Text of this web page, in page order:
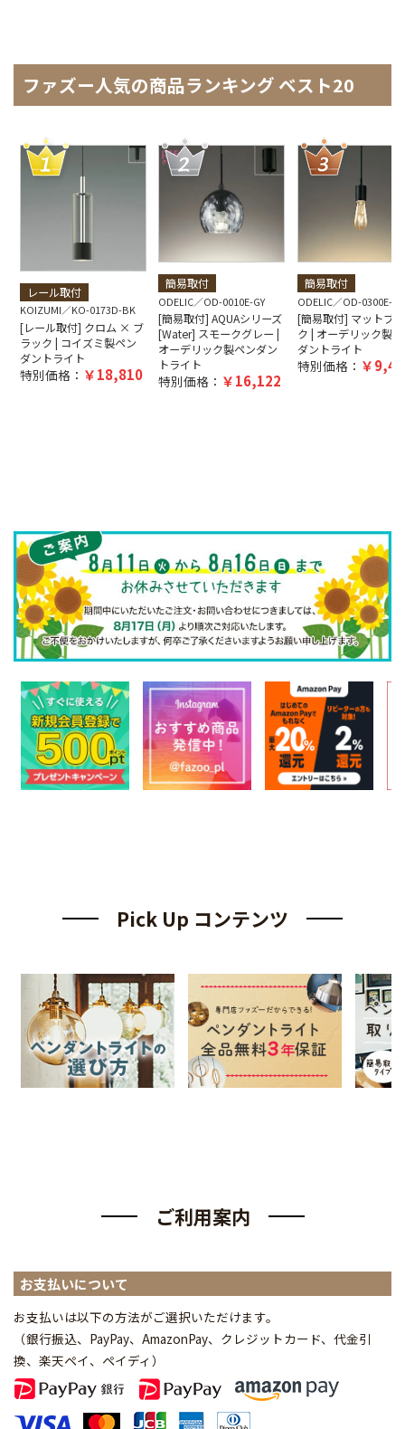
ファズー人気の商品ランキング ベスト20
レール取付
KOIZUMI KO-0173D-BK
[レール取付] クロム × ブ
ラック | コイズミ製ペン
ダントライト
特別価格： 18,810
簡易取付
ODELIC OD-0010E-GY
[簡易取付] AQUAシリーズ
[Water] スモークグレー |
オーデリック製ペンダン
トライト
特別価格： 16,122
簡易取付
ODELIC OD-0300E-BK
[簡易取付] マットブ
ク | オーデリック製
ダントライト
特別価格：
Pick Up コンテンツ
ご利用案内
お支払いについて
お支払いは以下の方法がご選択いただけます。
（銀行振込、PayPay、AmazonPay、クレジットカード、代金引
換、楽天ペイ、ペイディ ）